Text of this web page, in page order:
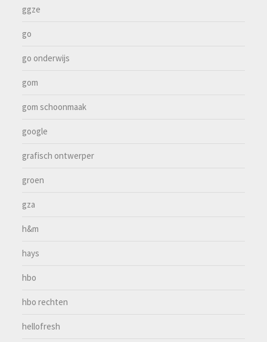
ggze
go
go onderwijs
gom
gom schoonmaak
google
grafisch ontwerper
groen
gza
h&m
hays
hbo
hbo rechten
hellofresh